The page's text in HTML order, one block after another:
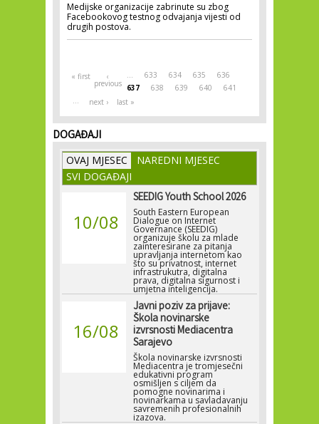
Medijske organizacije zabrinute su zbog
Facebookovog testnog odvajanja vijesti od
drugih postova.
Pages
« first ‹
previous
… 633 634 635
636
637
638 639 640
641
…
next › last »
DOGAĐAJI
OVAJ MJESEC
NAREDNI MJESEC
SVI DOGAĐAJI
10/08
SEEDIG Youth School 2026
South Eastern European
Dialogue on Internet
Governance (SEEDIG)
organizuje školu za mlade
zainteresirane za pitanja
upravljanja internetom kao
što su privatnost, internet
infrastrukutra, digitalna
prava, digitalna sigurnost i
umjetna inteligencija.
16/08
Javni poziv za prijave:
Škola novinarske
izvrsnosti Mediacentra
Sarajevo
Škola novinarske izvrsnosti
Mediacentra je tromjesečni
edukativni program
osmišljen s ciljem da
pomogne novinarima i
novinarkama u savladavanju
savremenih profesionalnih
izazova.